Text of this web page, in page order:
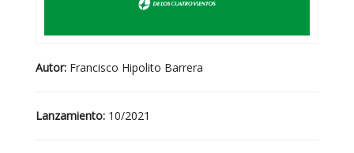
Autor: Francisco Hipolito Barrera
Lanzamiento: 10/2021